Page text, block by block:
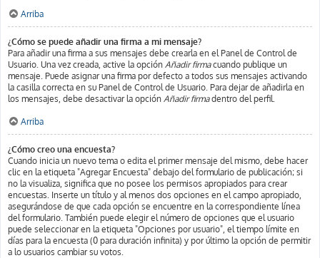
Arriba
¿Cómo se puede añadir una firma a mi mensaje?
Para añadir una firma a sus mensajes debe crearla en el Panel de Control de
Usuario. Una vez creada, active la opción Añadir firmacuando publique un
mensaje. Puede asignar una firma por defecto a todos sus mensajes activando
la casilla correcta en su Panel de Control de Usuario. Para dejar de añadirla en
los mensajes, debe desactivar la opción Añadir firmadentro del perfil.
Arriba
¿Cómo creo una encuesta?
Cuando inicia un nuevo tema o edita el primer mensaje del mismo, debe hacer
clic en la etiqueta "Agregar Encuesta" debajo del formulario de publicación; si
no la visualiza, significa que no posee los permisos apropiados para crear
encuestas. Inserte un título y al menos dos opciones en el campo apropiado,
asegurándose de que cada opción se encuentre en la correspondiente línea
del formulario. También puede elegir el número de opciones que el usuario
puede seleccionar en la etiqueta "Opciones por usuario", el tiempo límite en
días para la encuesta (0 para duración infinita) y por último la opción de permitir
a lo usuarios cambiar su votos.